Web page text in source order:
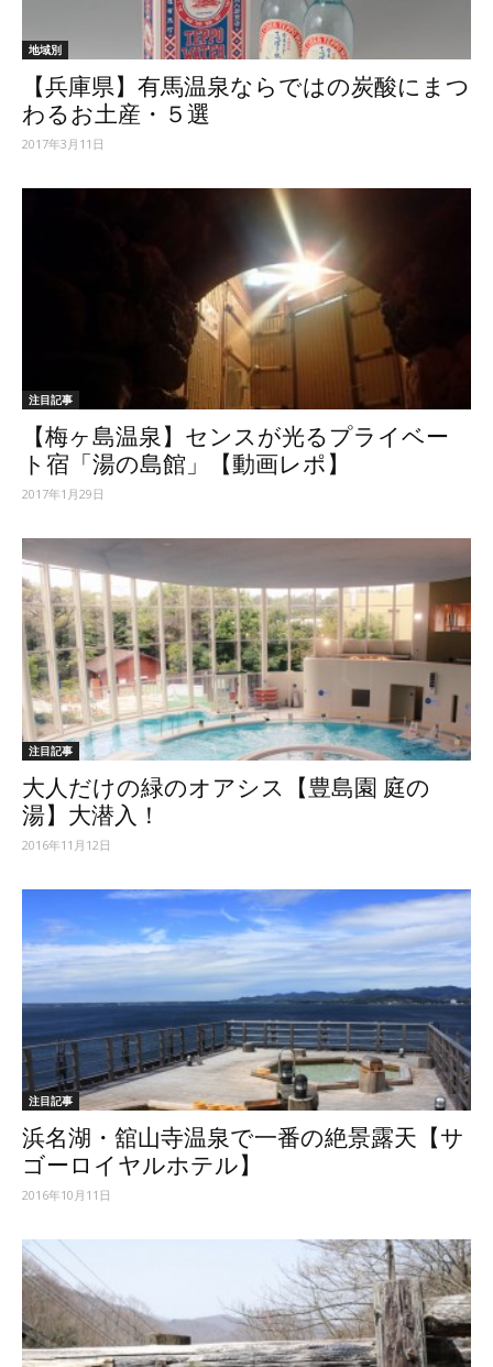
地域別
【兵庫県】有馬温泉ならではの炭酸にまつ
わるお土産・５選
2017年3月11日
注目記事
【梅ヶ島温泉】センスが光るプライベー
ト宿「湯の島館」【動画レポ】
2017年1月29日
注目記事
大人だけの緑のオアシス【豊島園 庭の
湯】大潜入！
2016年11月12日
注目記事
浜名湖・舘山寺温泉で一番の絶景露天【サ
ゴーロイヤルホテル】
2016年10月11日